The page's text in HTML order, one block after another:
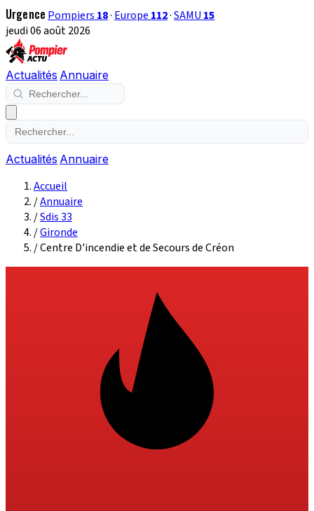
Urgence Pompiers 18· Europe 112·SAMU 15
jeudi 06 août 2026
Actualités Annuaire
Actualités Annuaire
Accueil
/Annuaire
/Sdis 33
/Gironde
/Centre D'incendie et de Secours de Créon